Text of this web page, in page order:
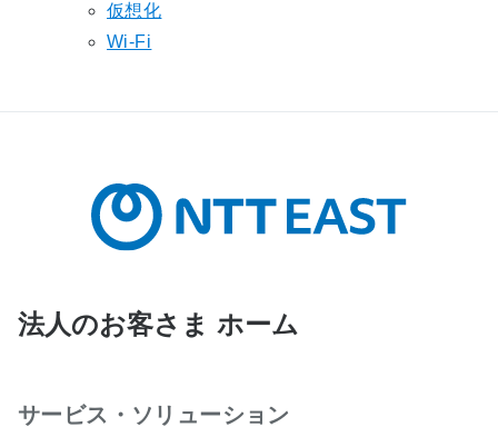
仮想化
Wi-Fi
法人のお客さま ホーム
サービス・ソリューション